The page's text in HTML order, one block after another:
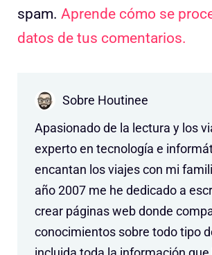
spam. Aprende cómo se
datos de tus comentarios.
Sobre Houtinee
Apasionado de la lectura y los
experto en tecnología e
encantan los viajes con mi
año 2007 me he dedicado a
crear páginas web donde
conocimientos sobre todo tipo